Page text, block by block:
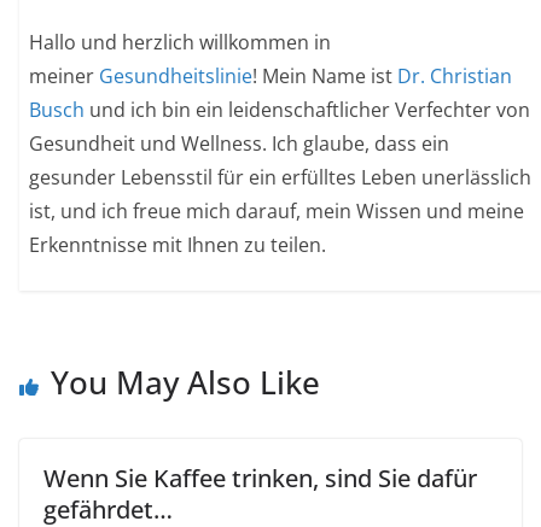
Hallo und herzlich willkommen in
meiner Gesundheitslinie! Mein Name ist Dr. Christian
Busch und ich bin ein leidenschaftlicher Verfechter von
Gesundheit und Wellness. Ich glaube, dass ein
gesunder Lebensstil für ein erfülltes Leben unerlässlich
ist, und ich freue mich darauf, mein Wissen und meine
Erkenntnisse mit Ihnen zu teilen.
You May Also Like
Wenn Sie Kaffee trinken, sind Sie dafür
gefährdet…